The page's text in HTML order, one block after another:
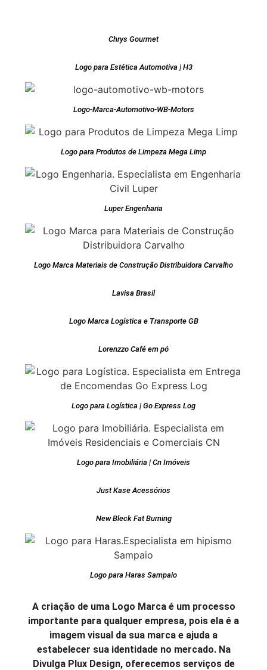
Chrys Gourmet
Logo para Estética Automotiva | H3
Logo-Marca-Automotivo-WB-Motors
Logo para Produtos de Limpeza Mega Limp
Luper Engenharia
Logo Marca Materiais de Construção Distribuidora Carvalho
Lavisa Brasil
Logo Marca Logística e Transporte GB
Lorenzzo Café em pó
Logo para Logística | Go Express Log
Logo para Imobiliária | Cn Imóveis
Just Kase Acessórios
New Bleck Fat Burning
Logo para Haras Sampaio
A criação de uma Logo Marca é um processo
importante para qualquer empresa, pois ela é a
imagem visual da sua marca e ajuda a
estabelecer sua identidade no mercado. Na
Divulga Plux Design, oferecemos serviços de